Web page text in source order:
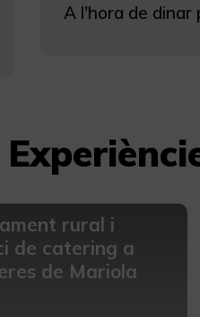
A l'hora de dinar
rural i
de catering a
de Mariola